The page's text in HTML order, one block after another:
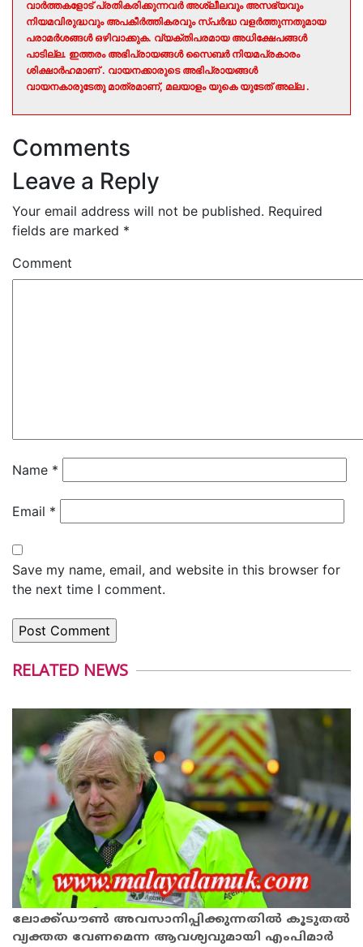
വാർത്തകളോട് പ്രതികരിക്കുന്നവർ അശ്ലീലവും അസഭ്യവും
നിയമവിരുദ്ധവും അപകീർത്തികരവും സ്പർദ്ധ വളർത്തുന്നതുമായ
പരാമർശങ്ങൾ ഒഴിവാക്കുക. വ്യക്തിപരമായ അധിക്ഷേപങ്ങൾ
പാടില്ല. ഇത്തരം അഭിപ്രായങ്ങൾ സൈബർ നിയമപ്രകാരം
ശിക്ഷാർഹമാണ് . വായനക്കാരുടെ അഭിപ്രായങ്ങൾ
വായനകാരുടേതു മാത്രമാണ്, മലയാളം യുകെ യുടേത് അല്ല .
Comments
Leave a Reply
Your email address will not be published. Required
fields are marked *
Comment
Name *
Email *
Save my name, email, and website in this browser for
the next time I comment.
RELATED NEWS
ലോക്ക്ഡൗൺ അവസാനിപ്പിക്കുന്നതിൽ കൂടുതൽ
വ്യക്തത വേണമെന്ന ആവശ്യവുമായി എംപിമാർ